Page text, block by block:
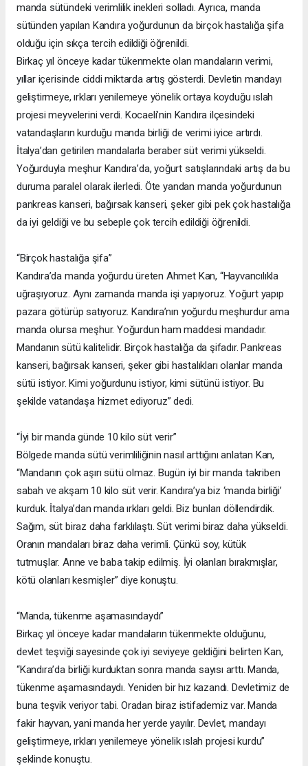
manda sütündeki verimlilik inekleri solladı. Ayrıca, manda
sütünden yapılan Kandıra yoğurdunun da birçok hastalığa şifa
olduğu için sıkça tercih edildiği öğrenildi.
Birkaç yıl önceye kadar tükenmekte olan mandaların verimi,
yıllar içerisinde ciddi miktarda artış gösterdi. Devletin mandayı
geliştirmeye, ırkları yenilemeye yönelik ortaya koyduğu ıslah
projesi meyvelerini verdi. Kocaeli’nin Kandıra ilçesindeki
vatandaşların kurduğu manda birliği de verimi iyice artırdı.
İtalya’dan getirilen mandalarla beraber süt verimi yükseldi.
Yoğurduyla meşhur Kandıra’da, yoğurt satışlarındaki artış da bu
duruma paralel olarak ilerledi. Öte yandan manda yoğurdunun
pankreas kanseri, bağırsak kanseri, şeker gibi pek çok hastalığa
da iyi geldiği ve bu sebeple çok tercih edildiği öğrenildi.
“Birçok hastalığa şifa”
Kandıra’da manda yoğurdu üreten Ahmet Kan, “Hayvancılıkla
uğraşıyoruz. Aynı zamanda manda işi yapıyoruz. Yoğurt yapıp
pazara götürüp satıyoruz. Kandıra’nın yoğurdu meşhurdur ama
manda olursa meşhur. Yoğurdun ham maddesi mandadır.
Mandanın sütü kalitelidir. Birçok hastalığa da şifadır. Pankreas
kanseri, bağırsak kanseri, şeker gibi hastalıkları olanlar manda
sütü istiyor. Kimi yoğurdunu istiyor, kimi sütünü istiyor. Bu
şekilde vatandaşa hizmet ediyoruz” dedi.
“İyi bir manda günde 10 kilo süt verir”
Bölgede manda sütü verimliliğinin nasıl arttığını anlatan Kan,
“Mandanın çok aşırı sütü olmaz. Bugün iyi bir manda takriben
sabah ve akşam 10 kilo süt verir. Kandıra’ya biz ‘manda birliği’
kurduk. İtalya’dan manda ırkları geldi. Biz bunları döllendirdik.
Sağım, süt biraz daha farklılaştı. Süt verimi biraz daha yükseldi.
Oranın mandaları biraz daha verimli. Çünkü soy, kütük
tutmuşlar. Anne ve baba takip edilmiş. İyi olanları bırakmışlar,
kötü olanları kesmişler” diye konuştu.
“Manda, tükenme aşamasındaydı”
Birkaç yıl önceye kadar mandaların tükenmekte olduğunu,
devlet teşviği sayesinde çok iyi seviyeye geldiğini belirten Kan,
“Kandıra’da birliği kurduktan sonra manda sayısı arttı. Manda,
tükenme aşamasındaydı. Yeniden bir hız kazandı. Devletimiz de
buna teşvik veriyor tabi. Oradan biraz istifademiz var. Manda
fakir hayvan, yani manda her yerde yayılır. Devlet, mandayı
geliştirmeye, ırkları yenilemeye yönelik ıslah projesi kurdu”
şeklinde konuştu.